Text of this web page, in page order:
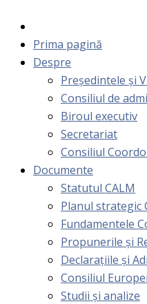
Prima pagină
Despre
Președintele și
Consiliul de
Biroul executiv
Secretariat
Consiliul
Documente
Statutul CALM
Planul strategic
Fundamentele
Propunerile și
Declarațiile și
Consiliul
Studii și analize